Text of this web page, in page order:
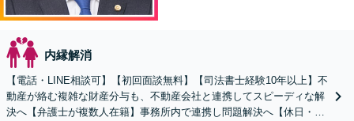
内縁解消
【電話・LINE相談可】【初回面談無料】【司法書士経験10年以上】不
動産が絡む複雑な財産分与も、不動産会社と連携してスピーディな解
決へ【弁護士が複数人在籍】事務所内で連携し問題解決へ【休日・夜